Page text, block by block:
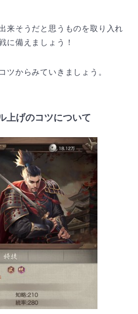
来そうだと思うものを取り入れ
に備えましょう！
ツからみていきましょう。
上げのコツについて